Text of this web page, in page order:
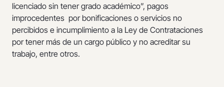
licenciado sin tener grado académico”, pagos
improcedentes por bonificaciones o servicios no
percibidos e incumplimiento a la Ley de Contrataciones
por tener más de un cargo público y no acreditar su
trabajo, entre otros.